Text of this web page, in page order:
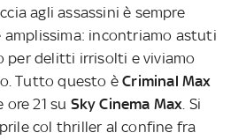
agli assassini è sempre
amplissima: incontriamo astuti
per delitti irrisolti e viviamo
Tutto questo èCriminal Max
21 su Sky Cinema Max. Si
col thriller al confine fra